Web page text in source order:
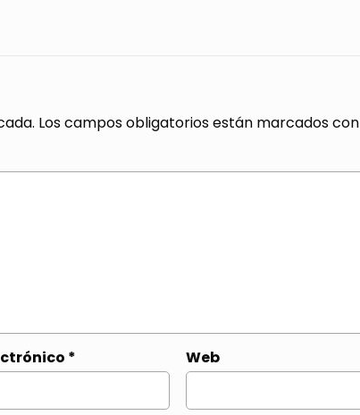
Los campos obligatorios están marcados con
* Web